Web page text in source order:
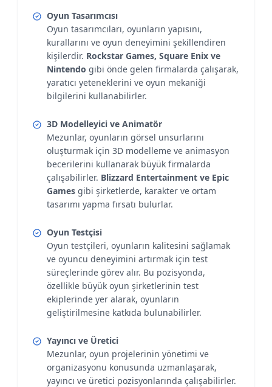
Oyun Tasarımcısı
Oyun tasarımcıları, oyunların yapısını,
kurallarını ve oyun deneyimini şekillendiren
kişilerdir. Rockstar Games, Square Enix ve
Nintendo gibi önde gelen firmalarda çalışarak,
yaratıcı yeteneklerini ve oyun mekaniği
bilgilerini kullanabilirler.
3D Modelleyici ve Animatör
Mezunlar, oyunların görsel unsurlarını
oluşturmak için 3D modelleme ve animasyon
becerilerini kullanarak büyük firmalarda
çalışabilirler. Blizzard Entertainment ve Epic
Games gibi şirketlerde, karakter ve ortam
tasarımı yapma fırsatı bulurlar.
Oyun Testçisi
Oyun testçileri, oyunların kalitesini sağlamak
ve oyuncu deneyimini artırmak için test
süreçlerinde görev alır. Bu pozisyonda,
özellikle büyük oyun şirketlerinin test
ekiplerinde yer alarak, oyunların
geliştirilmesine katkıda bulunabilirler.
Yayıncı ve Üretici
Mezunlar, oyun projelerinin yönetimi ve
organizasyonu konusunda uzmanlaşarak,
yayıncı ve üretici pozisyonlarında çalışabilirler.